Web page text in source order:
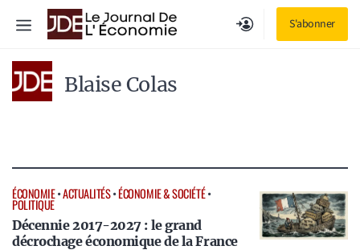
S'abonner
Menu
Blaise Colas
ÉCONOMIE•ACTUALITÉS•ÉCONOMIE & SOCIÉTÉ•
POLITIQUE
Décennie 2017-2027 : le grand
décrochage économique de la France